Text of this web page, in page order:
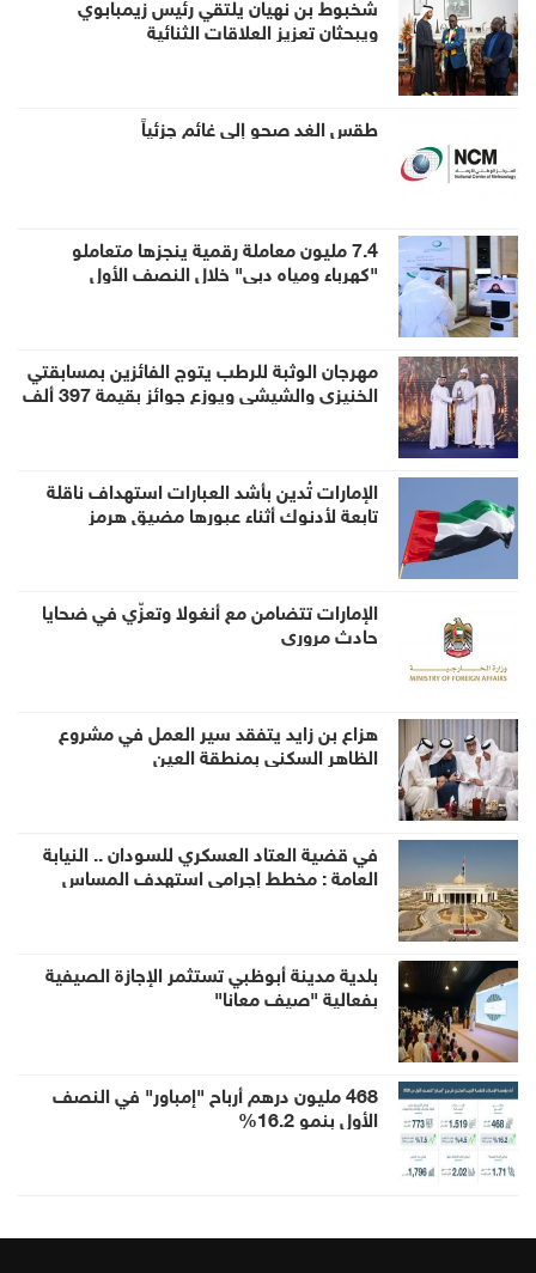
ويبحثان تعزيز العلاقات الثنائية
طقس الغد صحو إلى غائم جزئياً
7.4 مليون معاملة رقمية ينجزها متعاملو
"كهرباء ومياه دبي" خلال النصف الأول
مهرجان الوثبة للرطب يتوج الفائزين بمسابقتي
الخنيزي والشيشي ويوزع جوائز بقيمة 397 ألف
درهم
الإمارات تُدين بأشد العبارات استهداف ناقلة
تابعة لأدنوك أثناء عبورها مضيق هرمز
الإمارات تتضامن مع أنغولا وتعزّي في ضحايا
حادث مروري
هزاع بن زايد يتفقد سير العمل في مشروع
الظاهر السكني بمنطقة العين
في قضية العتاد العسكري للسودان .. النيابة
العامة : مخطط إجرامي استهدف المساس
بسيادة الدولة وأمنها والزج باسمها في صراع لا
بلدية مدينة أبوظبي تستثمر الإجازة الصيفية
بفعالية "صيف معانا"
468 مليون درهم أرباح "إمباور" في النصف
الأول بنمو 16.2%